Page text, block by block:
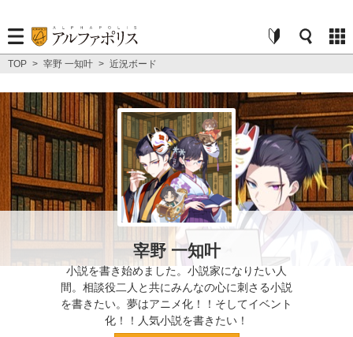
TOP > 宰野 一知叶 > 近況ボード
宰野 一知叶
小説を書き始めました。小説家になりたい人
間。相談役二人と共にみんなの心に刺さる小説
を書きたい。夢はアニメ化！！そしてイベント
化！！人気小説を書きたい！